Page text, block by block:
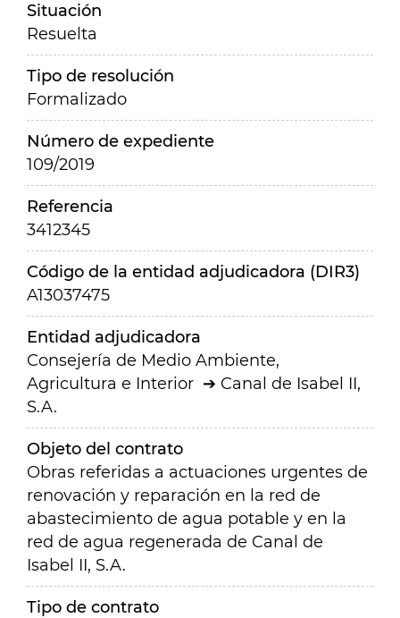
Situación
Resuelta
Tipo de resolución
Formalizado
Número de expediente
109/2019
Referencia
3412345
Código de la entidad adjudicadora (DIR3)
A13037475
Entidad adjudicadora
Consejería de Medio Ambiente,
Agricultura e Interior
Canal de Isabel II,
S.A.
Objeto del contrato
Obras referidas a actuaciones urgentes de
renovación y reparación en la red de
abastecimiento de agua potable y en la
red de agua regenerada de Canal de
Isabel II, S.A.
Tipo de contrato